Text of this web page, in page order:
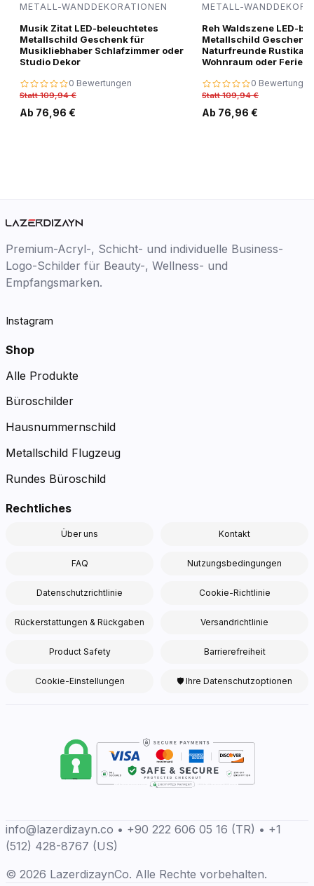
METALL-WANDDEKORATIONEN
Musik Zitat LED-beleuchtetes
Metallschild Geschenk für
Musikliebhaber Schlafzimmer oder
Studio Dekor
0 Bewertungen
Statt 109,94 €
Ab 76,96 €
METALL-
Reh Waldszene LED-
Metallschild Geschenk
Naturfreunde
Wohnraum oder
0 Bewertungen
Statt 109,94 €
Ab 76,96 €
Premium-Acryl-, Schicht- und individuelle Business-
Logo-Schilder für Beauty-, Wellness- und
Empfangsmarken.
Instagram
Shop
Alle Produkte
Büroschilder
Hausnummernschild
Metallschild Flugzeug
Rundes Büroschild
Rechtliches
Über uns Kontakt
FAQ Nutzungsbedingungen
Datenschutzrichtlinie Cookie-Richtlinie
Rückerstattungen & Rückgaben Versandrichtlinie
Product Safety Barrierefreiheit
Cookie-Einstellungen 🛡 Ihre Datenschutzoptionen
info@lazerdizayn.co • +90 222 606 05 16 (TR) • +1
(512) 428-8767 (US)
© 2026 LazerdizaynCo. Alle Rechte vorbehalten.